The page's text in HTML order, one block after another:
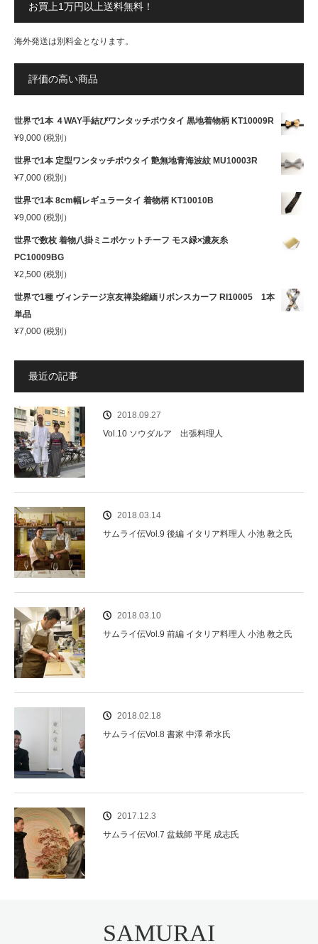
お買上1万円以上送料無料！
海外発送は別料金となります。
評価の高い商品
世界で1本 ４WAY手結びワンタッチボウタイ 黒地着物柄 KT10009R
¥9,000 (税別）
世界で1本 定型ワンタッチボウタイ 艶無地青海波紋 MU10003R
¥7,000 (税別）
世界で1本 8cm幅レギュラータイ 着物柄 KT10010B
¥9,000 (税別）
世界で数枚 着物八掛ミニポケットチーフ モス緑×濃灰糸
PC10009BG
¥2,500 (税別）
世界で1種 ヴィンテージ京友禅染縮緬リボンスカーフ RI10005 1本
単品
¥7,000 (税別）
最近の記事
2018.09.27
Vol.10 ソウダルア 出張料理人
2018.03.14
サムライ伝Vol.9 後編 イタリア料理人 小池 教之氏
2018.03.10
サムライ伝Vol.9 前編 イタリア料理人 小池 教之氏
2018.02.18
サムライ伝Vol.8 書家 中澤 希水氏
2017.12.3
サムライ伝Vol.7 盆栽師 平尾 成志氏
SAMURAI